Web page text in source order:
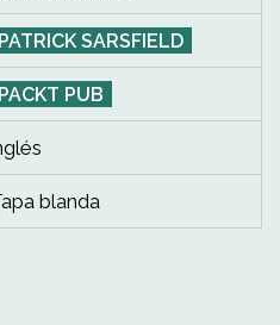
PATRICK SARSFIELD
PACKT PUB
blanda